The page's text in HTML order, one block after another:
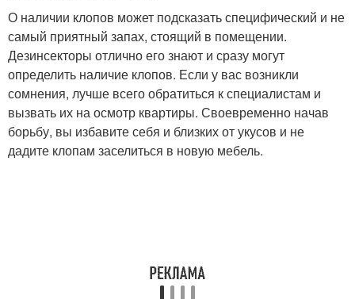
О наличии клопов может подсказать специфический и не
самый приятный запах, стоящий в помещении.
Дезинсекторы отлично его знают и сразу могут
определить наличие клопов. Если у вас возникли
сомнения, лучше всего обратиться к специалистам и
вызвать их на осмотр квартиры. Своевременно начав
борьбу, вы избавите себя и близких от укусов и не
дадите клопам заселиться в новую мебель.